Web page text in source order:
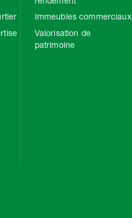
Immeubles commerciaux
Valorisation de
patrimoine